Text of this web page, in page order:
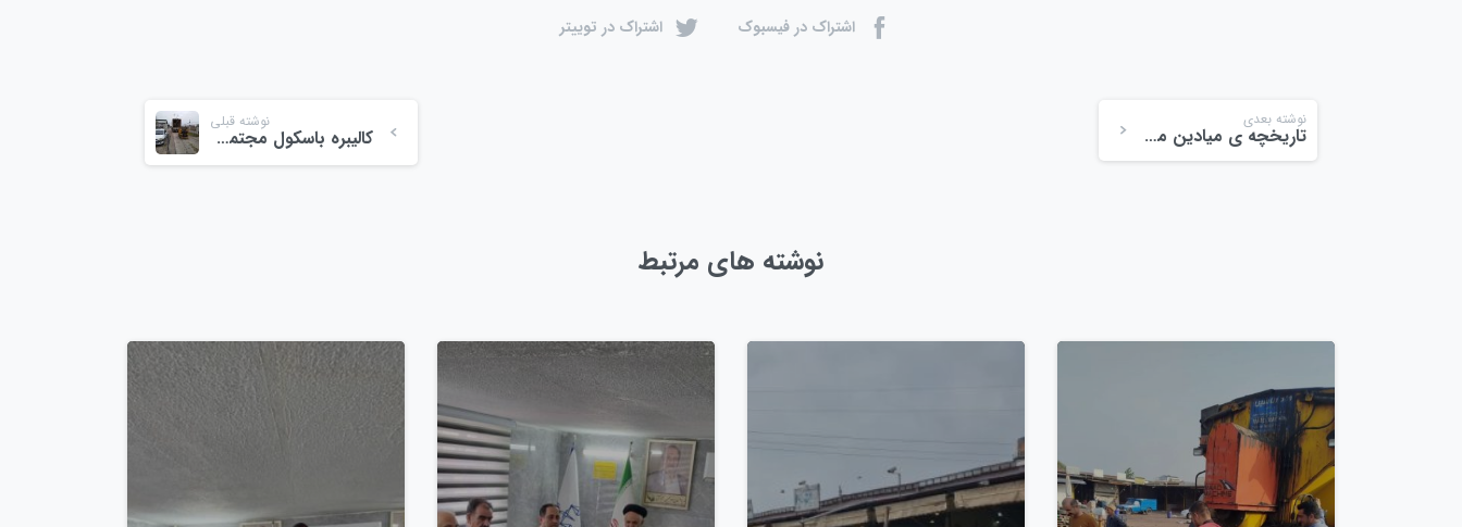
اشتراک در فیسبوک اشتراک در توییتر
نوشته قبلی
کالیبره باسکول مجتمع میوه و تره بار ولیعصر
نوشته بعدی
تاریخچه ی میادین میوه و تره بار “قسمت سوم”
نوشته های مرتبط